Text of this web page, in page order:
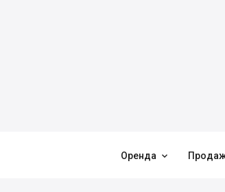
Оренда 